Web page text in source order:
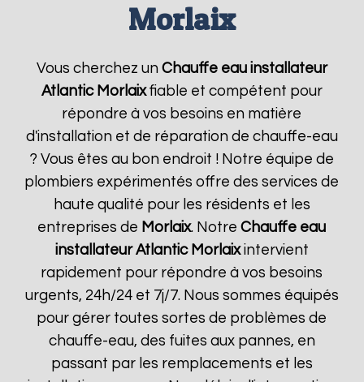
Morlaix
Vous cherchez un Chauffe eau installateur
Atlantic Morlaixfiable et compétent pour
répondre à vos besoins en matière
d'installation et de réparation de chauffe-eau
? Vous êtes au bon endroit ! Notre équipe de
plombiers expérimentés offre des services de
haute qualité pour les résidents et les
entreprises de Morlaix. NotreChauffe eau
installateur Atlantic Morlaixintervient
rapidement pour répondre à vos besoins
urgents, 24h/24 et 7j/7. Nous sommes équipés
pour gérer toutes sortes de problèmes de
chauffe-eau, des fuites aux pannes, en
passant par les remplacements et les